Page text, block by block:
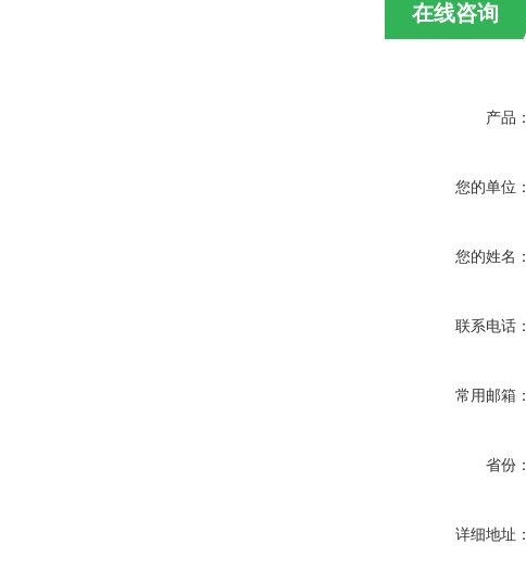
在线咨询
产品：
您的单位：
您的姓名：
联系电话：
常用邮箱：
省份：
详细地址：